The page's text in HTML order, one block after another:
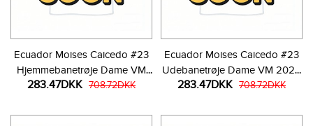
Ecuador Moises Caicedo #23
Hjemmebanetrøje Dame VM
2026 Kortærmet
283.47DKK 708.72DKK
Ecuador Moises Caicedo #23
Udebanetrøje Dame VM 2026
Kortærmet
283.47DKK 708.72DKK